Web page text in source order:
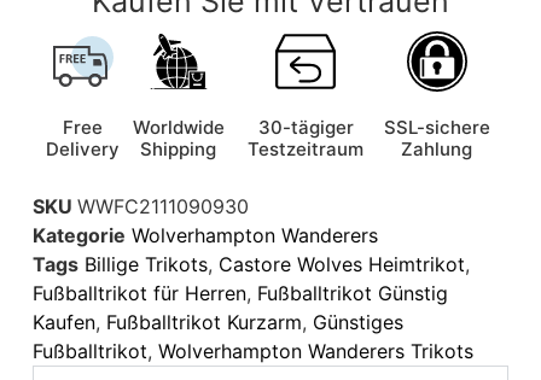
Free
Delivery
Worldwide
Shipping
30-tägiger
Testzeitraum
SSL-sichere
Zahlung
SKU WWFC2111090930
Kategorie Wolverhampton Wanderers
Tags Billige Trikots, Castore Wolves Heimtrikot,
Fußballtrikot für Herren, Fußballtrikot Günstig
Kaufen, Fußballtrikot Kurzarm, Günstiges
Fußballtrikot, Wolverhampton Wanderers Trikots